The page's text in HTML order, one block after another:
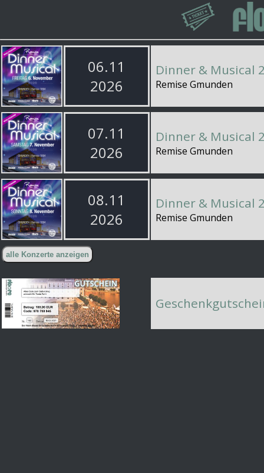
06.11
2026
Dinner & Musical
Remise Gmunden
07.11
2026
Dinner & Musical
Remise Gmunden
08.11
2026
Dinner & Musical
Remise Gmunden
alle Konzerte anzeigen